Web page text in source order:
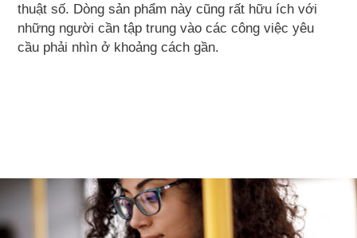
thuật số. Dòng sản phẩm này cũng rất hữu ích với
những người cần tập trung vào các công việc yêu
cầu phải nhìn ở khoảng cách gần.